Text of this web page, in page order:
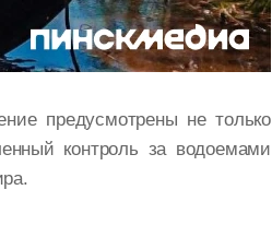
предусмотрены не только
контроль за водоемами